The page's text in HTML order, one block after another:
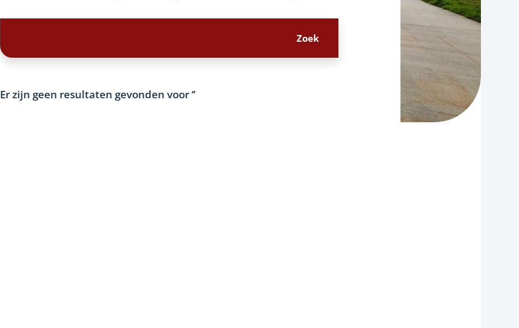
Er zijn geen resultaten gevonden voor‘’